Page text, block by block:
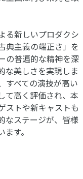
る新しいプロダクシ
典主義の端正さ」を
の普遍的な精神を深
な美しさを実現しま
すべての演技が高い
て高く評価され、本
ストや新キャストも
なステージが、皆様
す。